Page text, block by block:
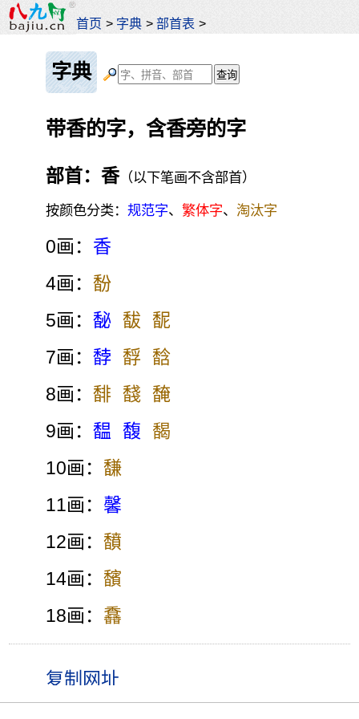
首页 > 字典 >部首表 >
字典
带香的字，含香旁的字
部首：香（以下笔画不含部首）
按颜色分类：规范字、繁体字、淘汰字
0画： 香
4画：馚
5画：馝 馛
馜
7画：馞 馟
馠
8画：馡 馢
馣
9画：馧 馥
馤
10画： 馦
11画： 馨
12画：馩
14画：馪
18画：馫